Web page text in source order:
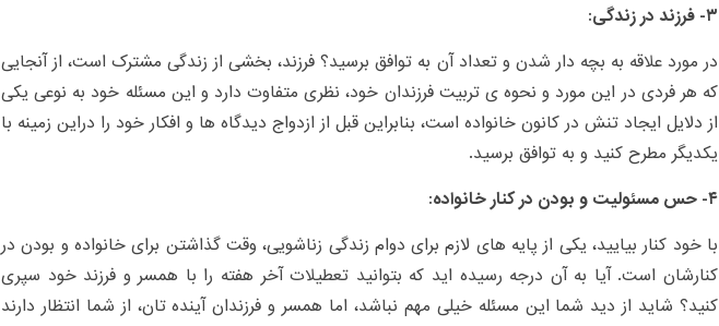
۳- فرزند در زندگی:
در مورد علاقه به بچه دار شدن و تعداد آن به توافق برسید؟ فرزند، بخشی از زندگی مشترک است، از آنجایی
که هر فردی در این مورد و نحوه ی تربیت فرزندان خود، نظری متفاوت دارد و این مسئله خود به نوعی یکی
از دلایل ایجاد تنش در کانون خانواده است، بنابراین قبل از ازدواج دیدگاه ها و افکار خود را دراین زمینه با
یکدیگر مطرح کنید و به توافق برسید.
۴- حس مسئولیت و بودن در کنار خانواده:
با خود کنار بیایید، یکی از پایه های لازم برای دوام زندگی زناشویی، وقت گذاشتن برای خانواده و بودن در
کنارشان است. آیا به آن درجه رسیده اید که بتوانید تعطیلات آخر هفته را با همسر و فرزند خود سپری
کنید؟ شاید از دید شما این مسئله خیلی مهم نباشد، اما همسر و فرزندان آینده تان، از شما انتظار دارند